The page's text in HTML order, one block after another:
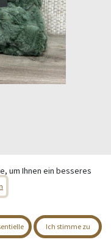
um Ihnen ein besseres
Ich stimme zu